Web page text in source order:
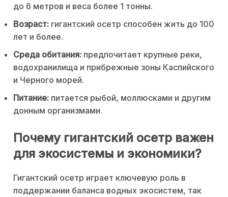
до 6 метров и веса более 1 тонны.
Возраст: гигантский осетр способен жить до 100
лет и более.
Среда обитания: предпочитает крупные реки,
водохранилища и прибрежные зоны Каспийского
и Черного морей.
Питание: питается рыбой, моллюсками и другим
донным организмами.
Почему гигантский осетр важен
для экосистемы и экономики?
Гигантский осетр играет ключевую роль в
поддержании баланса водных экосистем, так